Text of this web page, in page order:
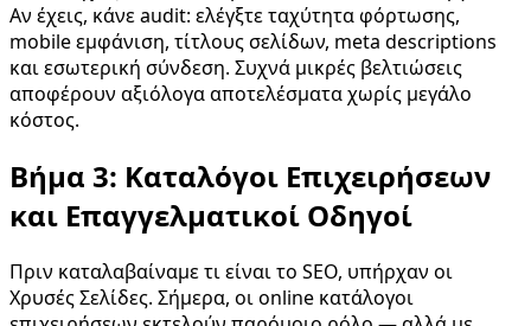
Αν έχεις, κάνε audit: ελέγξτε ταχύτητα φόρτωσης,
mobile εμφάνιση, τίτλους σελίδων, meta descriptions
και εσωτερική σύνδεση. Συχνά μικρές βελτιώσεις
αποφέρουν αξιόλογα αποτελέσματα χωρίς μεγάλο
κόστος.
Βήμα 3: Καταλόγοι Επιχειρήσεων
και Επαγγελματικοί Οδηγοί
Πριν καταλαβαίναμε τι είναι το SEO, υπήρχαν οι
Χρυσές Σελίδες. Σήμερα, οι online κατάλογοι